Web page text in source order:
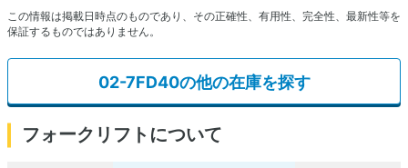
この情報は掲載日時点のものであり、その正確性、有用性、完全性、最新性等を
保証するものではありません。
02-7FD40の他の在庫を探す
フォークリフトについて